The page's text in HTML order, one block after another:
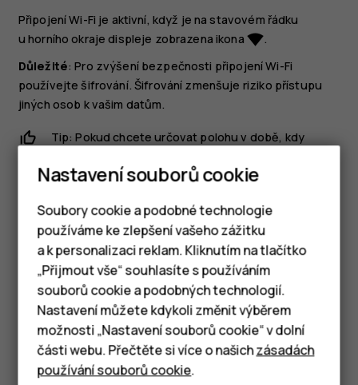
Chytré telefony
Tlačítkové telefony
Tablety
Připojení Wi-Fi je aktivní, když je na stavovém řádku
u horního okraje displeje zobrazena ikona network_wifi.
Důležité: Pro zvýšení bezpečnosti připojení Wi-Fi
používejte šifrování. Šifrování zmenšuje riziko přístupu
jiných osob k vašim datům.
Tip: Pokud chcete určovat polohu v době, kdy
například v budovách nebo mezi vysokými
polohy zapnout síť Wi-Fi.
Pomohlo vám to?
Ano Ne
Nastavení souborů cookie
Soubory cookie a podobné technologie
používáme ke zlepšení vašeho zážitku
a k personalizaci reklam. Kliknutím na tlačítko
„Přijmout vše“ souhlasíte s používáním
souborů cookie a podobných technologií.
Nastavení můžete kdykoli změnit výběrem
možnosti „Nastavení souborů cookie“ v dolní
části webu. Přečtěte si více o našichzásadách
používání souborů cookie.